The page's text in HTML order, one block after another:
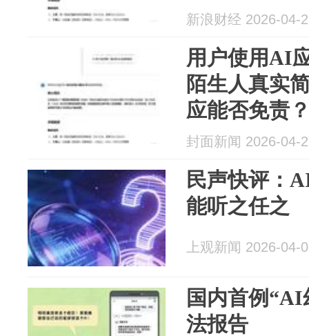
新浪财经 2026-04-
用户使用AI
陌生人真实
应能否免责
封面新闻 2026-04-
民声快评：
能听之任之
上观新闻 2026-04-
国内首例
法报告